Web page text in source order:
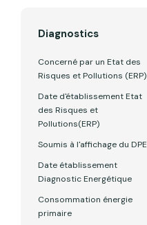
Diagnostics
Concerné par un Etat des
Risques et Pollutions (ERP)
Date d'établissement Etat
des Risques et
Pollutions(ERP)
Soumis à l'affichage du DPE
Date établissement
Diagnostic Energétique
Consommation énergie
primaire